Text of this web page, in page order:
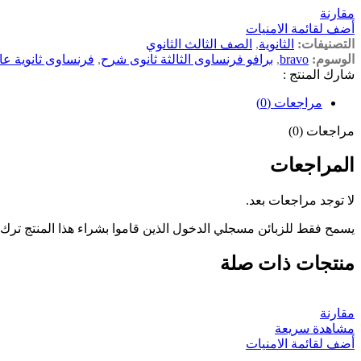
مقارنة
أضف لقائمة الامنيات
التصنيفات: الثانوية, الصف الثالث الثانوي
الوسوم: bravo
, برافو فرنساوى الثالثة ثانوى شرح, فرنساوى ثانوية
شارك المنتج :
مراجعات (0)
مراجعات (0)
المراجعات
لا توجد مراجعات بعد.
يسمح فقط للزبائن مسجلي الدخول الذين قاموا بشراء هذا المنتج
منتجات ذات صلة
مقارنة
مشاهدة سريعة
أضف لقائمة الامنيات